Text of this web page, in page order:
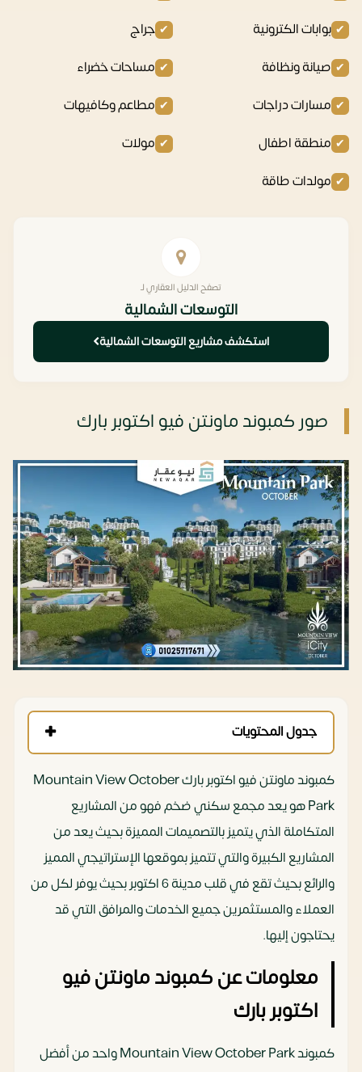
بوابات الكترونية
جراج
صيانة ونظافة
مساحات خضراء
مسارات دراجات
مطاعم وكافيهات
منطقة اطفال
مولات
مولدات طاقة
تصفح الدليل العقاري لـ
التوسعات الشمالية
استكشف مشاريع التوسعات الشمالية
صور كمبوند ماونتن فيو اكتوبر بارك
جدول المحتويات
كمبوند ماونتن فيو اكتوبر بارك Mountain View October
Park هو يعد مجمع سكني ضخم فهو من المشاريع
المتكاملة الذي يتميز بالتصميمات المميزة بحيث يعد من
المشاريع الكبيرة والتي تتميز بموقعها الإستراتيجي المميز
والرائع بحيث تقع في قلب مدينة 6 اكتوبر بحيث يوفر لكل من
العملاء والمستثمرين جميع الخدمات والمرافق التي قد
يحتاجون إليها.
معلومات عن كمبوند ماونتن فيو
اكتوبر بارك
كمبوند Mountain View October Park واحد من أفضل